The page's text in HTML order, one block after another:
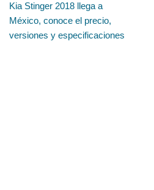
Kia Stinger 2018 llega a
México, conoce el precio,
versiones y especificaciones